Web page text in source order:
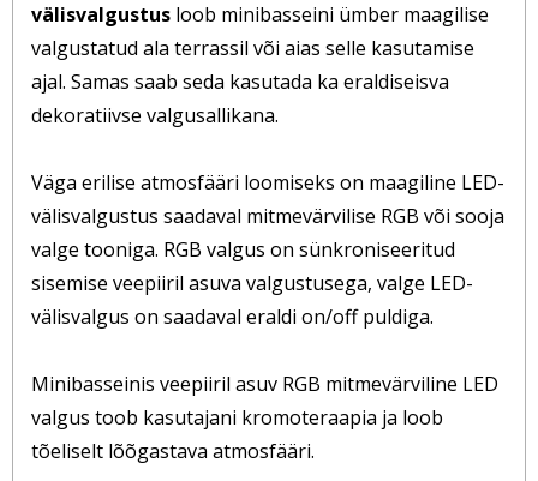
välisvalgustus loob minibasseini ümber maagilise
valgustatud ala terrassil või aias selle kasutamise
ajal. Samas saab seda kasutada ka eraldiseisva
dekoratiivse valgusallikana.
Väga erilise atmosfääri loomiseks on maagiline LED-
välisvalgustus saadaval mitmevärvilise RGB või sooja
valge tooniga. RGB valgus on sünkroniseeritud
sisemise veepiiril asuva valgustusega, valge LED-
välisvalgus on saadaval eraldi on/off puldiga.
Minibasseinis veepiiril asuv RGB mitmevärviline LED
valgus toob kasutajani kromoteraapia ja loob
tõeliselt lõõgastava atmosfääri.